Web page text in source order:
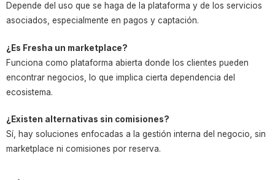
Depende del uso que se haga de la plataforma y de los servicios
asociados, especialmente en pagos y captación.
¿Es Fresha un marketplace?
Funciona como plataforma abierta donde los clientes pueden
encontrar negocios, lo que implica cierta dependencia del
ecosistema.
¿Existen alternativas sin comisiones?
Sí, hay soluciones enfocadas a la gestión interna del negocio, sin
marketplace ni comisiones por reserva.